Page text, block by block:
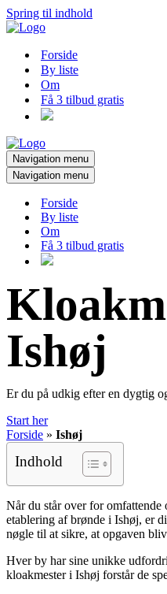
Spring til indhold
Forside
By liste
Om
Få 3 tilbud gratis
Navigation menu
Navigation menu
Forside
By liste
Om
Få 3 tilbud gratis
Ishøj
Er du på udkig efter en dygtig
Start her
Forside » Ishøj
Indhold
Når du står over for
etablering af brønde i Ishøj, er
nøgle til at sikre, at opgaven
Hver by har sine unikke
kloakmester i Ishøj forstår de